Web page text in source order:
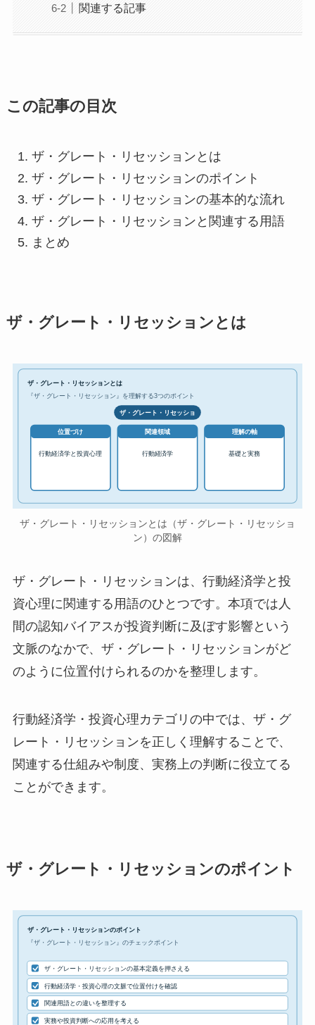
関連する記事
この記事の目次
ザ・グレート・リセッションとは
ザ・グレート・リセッションのポイント
ザ・グレート・リセッションの基本的な流れ
ザ・グレート・リセッションと関連する用語
まとめ
ザ・グレート・リセッションとは
ザ・グレート・リセッションとは
『ザ・グレート・リセッション』を理解する3つのポイント
ザ・グレート・リセッショ
位置づけ
行動経済学と投資心理
関連領域
行動経済学
理解の軸
基礎と実務
ザ・グレート・リセッションとは（ザ・グレート・リセッショ
ン）の図解
ザ・グレート・リセッションは、行動経済学と投
資心理に関連する用語のひとつです。本項では人
間の認知バイアスが投資判断に及ぼす影響という
文脈のなかで、ザ・グレート・リセッションがど
のように位置付けられるのかを整理します。
行動経済学・投資心理カテゴリの中では、ザ・グ
レート・リセッションを正しく理解することで、
関連する仕組みや制度、実務上の判断に役立てる
ことができます。
ザ・グレート・リセッションのポイント
ザ・グレート・リセッションのポイント
『ザ・グレート・リセッション』のチェックポイント
ザ・グレート・リセッションの基本定義を押さえる
行動経済学・投資心理の文脈で位置付けを確認
関連用語との違いを整理する
実務や投資判断への応用を考える